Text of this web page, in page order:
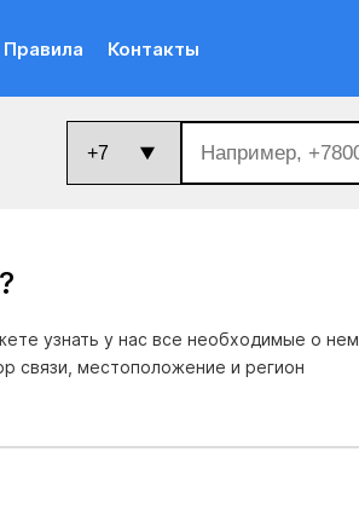
Правила Контакты
?
узнать у нас все необходимые о нем
связи, местоположение и регион